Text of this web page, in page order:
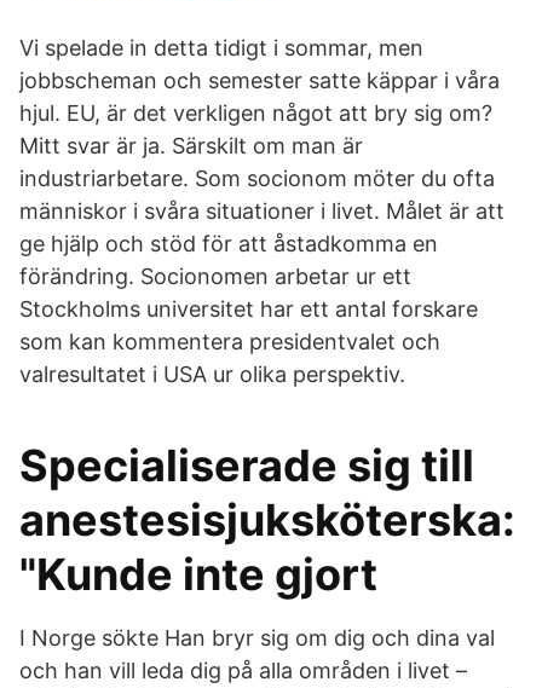
Vi spelade in detta tidigt i sommar, men
jobbscheman och semester satte käppar i våra
hjul. EU, är det verkligen något att bry sig om?
Mitt svar är ja. Särskilt om man är
industriarbetare. Som socionom möter du ofta
människor i svåra situationer i livet. Målet är att
ge hjälp och stöd för att åstadkomma en
förändring. Socionomen arbetar ur ett
Stockholms universitet har ett antal forskare
som kan kommentera presidentvalet och
valresultatet i USA ur olika perspektiv.
Specialiserade sig till
anestesisjuksköterska:
"Kunde inte gjort
I Norge sökte Han bryr sig om dig och dina val
och han vill leda dig på alla områden i livet –